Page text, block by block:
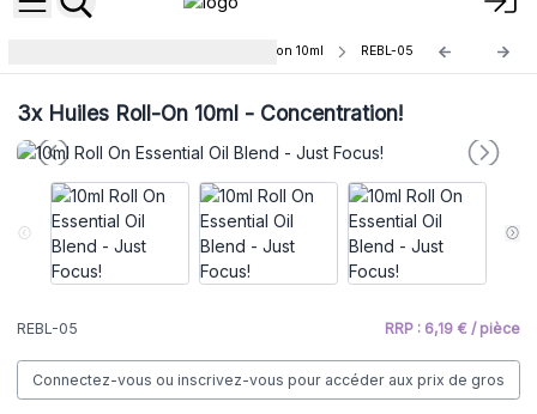
Mélange d'Huiles Essentielles roll-on 10ml REBL-05
3xHuiles Roll-On 10ml - Concentration!
REBL-05 RRP : 6,19 € / pièce
Connectez-vous ou inscrivez-vous pour accéder aux prix de gros